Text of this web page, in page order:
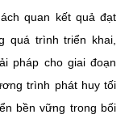
quan kết quả đạt
quá trình triển khai,
pháp cho giai đoạn
trình phát huy tối
bền vững trong bối